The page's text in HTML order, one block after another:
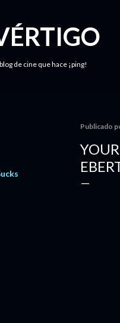
de cine que hace ¡ping!
Publicado